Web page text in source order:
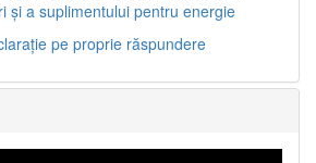
și a suplimentului pentru energie
pe proprie răspundere